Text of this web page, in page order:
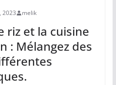
2023 melik
riz et la cuisine
: Mélangez des